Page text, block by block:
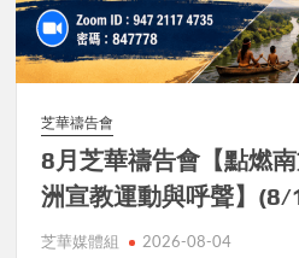
芝華禱告會
8月芝華禱告會【點燃
洲宣教運動與呼聲】(8/
芝華媒體組 2026-08-04